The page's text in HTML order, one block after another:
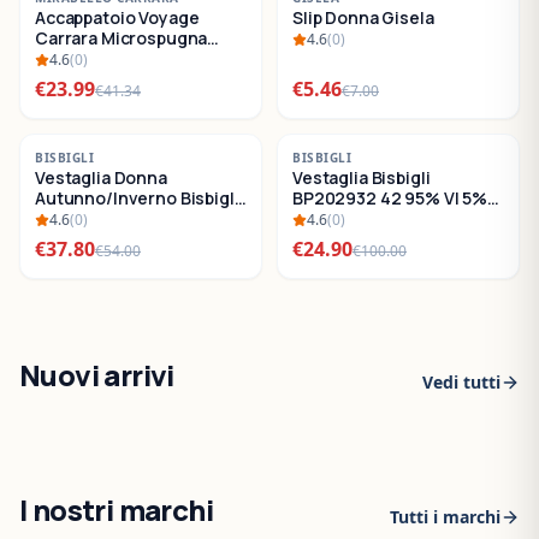
SALDI
Accappatoio Voyage
Carrara Microspugna
Cotone
4.6(0)
€23.99€41.34
SALDI
Slip Donna Gisela
4.6(0)
€5.46€7.00
-30 %
SALDI
BISBIGLI
Vestaglia Donna
Autunno/Inverno Bisbigli
BO288632
4.6(0)
€37.80€54.00
-75 %
SALDI
BISBIGLI
Vestaglia Bisbigli
BP202932 42 95% VI 5%
EA4.6(0)
€24.90€100.00
Nuovi arrivi Vedi tutti
I nostri marchi Tutti i marchi